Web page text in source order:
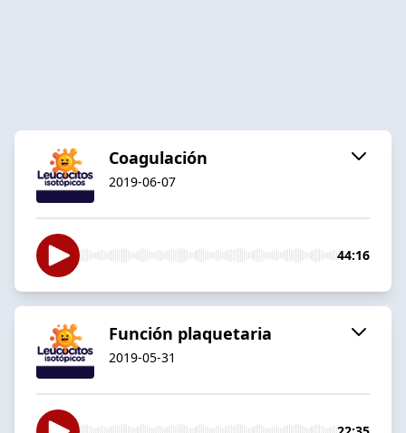
Coagulación
2019-06-07
44:16
Función plaquetaria
2019-05-31